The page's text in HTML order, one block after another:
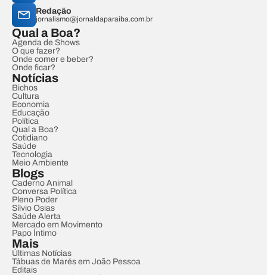
Redação
jornalismo@jornaldaparaiba.com.br
Qual a Boa?
Agenda de Shows
O que fazer?
Onde comer e beber?
Onde ficar?
Notícias
Bichos
Cultura
Economia
Educação
Política
Qual a Boa?
Cotidiano
Saúde
Tecnologia
Meio Ambiente
Blogs
Caderno Animal
Conversa Política
Pleno Poder
Sílvio Osias
Saúde Alerta
Mercado em Movimento
Papo Íntimo
Mais
Últimas Notícias
Tábuas de Marés em João Pessoa
Editais